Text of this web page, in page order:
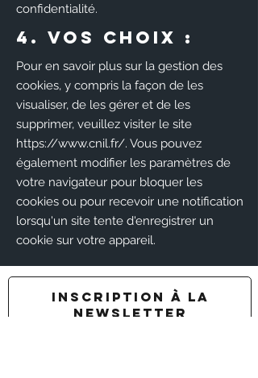
confidentialité.
4. Vos choix :
Pour en savoir plus sur la gestion des
cookies, y compris la façon de les
visualiser, de les gérer et de les
supprimer, veuillez visiter le site
https://www.cnil.fr/. Vous pouvez
également modifier les paramètres de
votre navigateur pour bloquer les
cookies ou pour recevoir une notification
lorsqu'un site tente d'enregistrer un
cookie sur votre appareil.
INSCRIPTION À LA
NEWSLETTER